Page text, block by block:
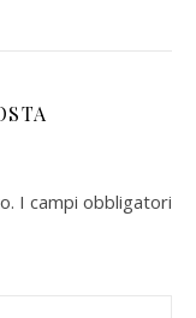
I campi obbligatori